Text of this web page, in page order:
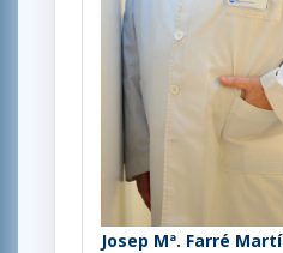
Josep Mª. Farré Martí